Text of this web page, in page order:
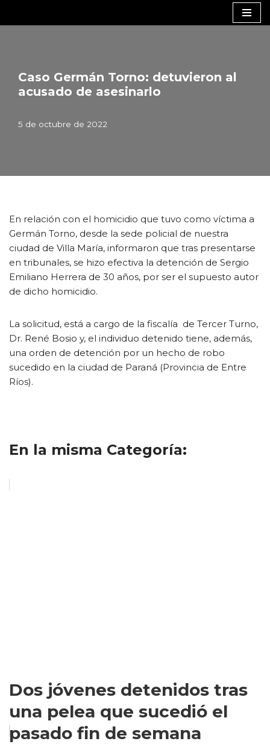
Caso Germán Torno: detuvieron al
acusado de asesinarlo
5 de octubre de 2022
En relación con el homicidio que tuvo como víctima a
Germán Torno, desde la sede policial de nuestra
ciudad de Villa María, informaron que tras presentarse
en tribunales, se hizo efectiva la detención de Sergio
Emiliano Herrera de 30 años, por ser el supuesto autor
de dicho homicidio.
La solicitud, está a cargo de la fiscalía de Tercer Turno,
Dr. René Bosio y, el individuo detenido tiene, además,
una orden de detención por un hecho de robo
sucedido en la ciudad de Paraná (Provincia de Entre
Ríos).
En la misma Categoría:
Dos jóvenes detenidos tras
una pelea que sucedió el
pasado fin de semana